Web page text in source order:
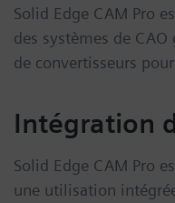
Solid Edge CAM Pro
des systèmes de
de convertisseurs
Intégration
Solid Edge CAM Pro
une utilisation